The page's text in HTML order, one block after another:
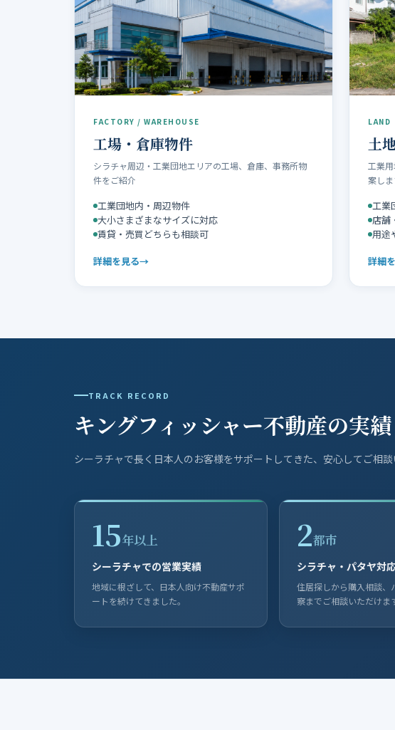
FACTORY / WAREHOUSE
工場・倉庫物件
シラチャ周辺・工業団地エリアの工場、倉庫、事務所物
件をご紹介
工業団地内・周辺物件
大小さまざまなサイズに対応
賃貸・売買どちらも相談可
詳細を見る
LAND
土
工業
案し
工業
店舗
用途
詳細
TRACK RECORD
キングフィッシャー不動産の実績
シーラチャで長く日本人のお客様をサポートしてきた、安心してご相談
15年以上
シーラチャでの営業実績
地域に根ざして、日本人向け不動産サポ
ートを続けてきました。
2都市
シラチャ・パタヤ対
住居探しから購入相談、
察までご相談いただけま